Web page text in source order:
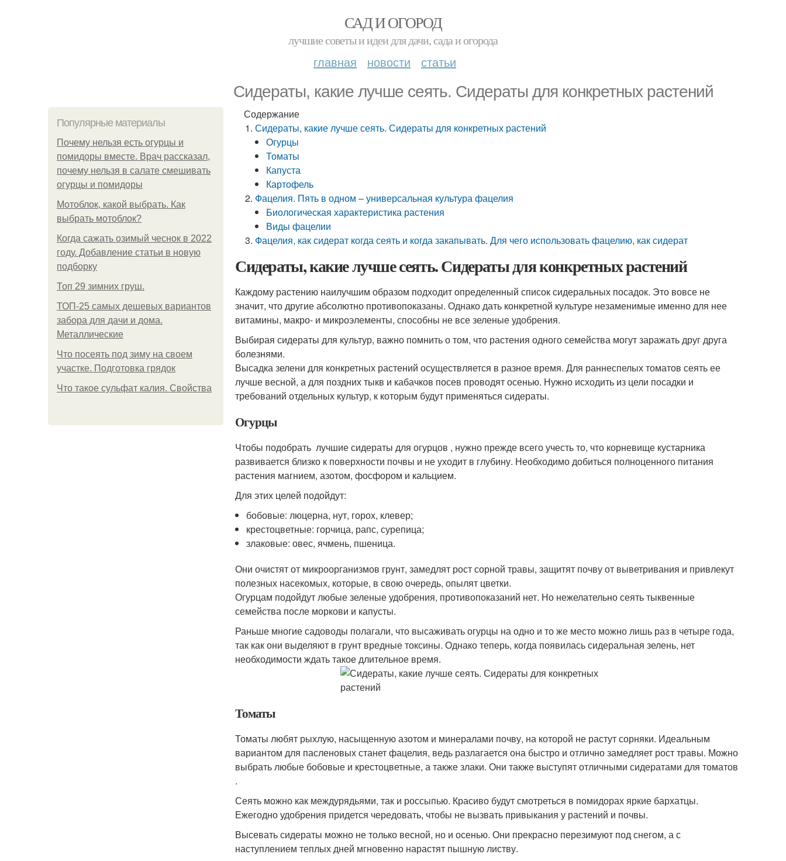
САД И ОГОРОД
лучшие советы и идеи для дачи, сада и огорода
главная новости статьи
Сидераты, какие лучше сеять. Сидераты для конкретных растений
Популярные материалы
Почему нельзя есть огурцы и
помидоры вместе. Врач рассказал,
почему нельзя в салате смешивать
огурцы и помидоры
Мотоблок, какой выбрать. Как
выбрать мотоблок?
Когда сажать озимый чеснок в 2022
году. Добавление статьи в новую
подборку
Топ 29 зимних груш.
ТОП-25 самых дешевых вариантов
забора для дачи и дома.
Металлические
Что посеять под зиму на своем
участке. Подготовка грядок
Что такое сульфат калия. Свойства
Содержание
Сидераты, какие лучше сеять. Сидераты для конкретных растений
Огурцы
Томаты
Капуста
Картофель
Фацелия. Пять в одном – универсальная культура фацелия
Биологическая характеристика растения
Виды фацелии
Фацелия, как сидерат когда сеять и когда закапывать. Для чего использовать фацелию, как сидерат
Сидераты, какие лучше сеять. Сидераты для конкретных растений
Каждому растению наилучшим образом подходит определенный список сидеральных посадок. Это вовсе не
значит, что другие абсолютно противопоказаны. Однако дать конкретной культуре незаменимые именно для нее
витамины, макро- и микроэлементы, способны не все зеленые удобрения.
Выбирая сидераты для культур, важно помнить о том, что растения одного семейства могут заражать друг друга
болезнями.
Высадка зелени для конкретных растений осуществляется в разное время. Для раннеспелых томатов сеять ее
лучше весной, а для поздних тыкв и кабачков посев проводят осенью. Нужно исходить из цели посадки и
требований отдельных культур, к которым будут применяться сидераты.
Огурцы
Чтобы подобрать лучшие сидераты для огурцов , нужно прежде всего учесть то, что корневище кустарника
развивается близко к поверхности почвы и не уходит в глубину. Необходимо добиться полноценного питания
растения магнием, азотом, фосфором и кальцием.
Для этих целей подойдут:
бобовые: люцерна, нут, горох, клевер;
крестоцветные: горчица, рапс, сурепица;
злаковые: овес, ячмень, пшеница.
Они очистят от микроорганизмов грунт, замедлят рост сорной травы, защитят почву от выветривания и привлекут
полезных насекомых, которые, в свою очередь, опылят цветки.
Огурцам подойдут любые зеленые удобрения, противопоказаний нет. Но нежелательно сеять тыквенные
семейства после моркови и капусты.
Раньше многие садоводы полагали, что высаживать огурцы на одно и то же место можно лишь раз в четыре года,
так как они выделяют в грунт вредные токсины. Однако теперь, когда появилась сидеральная зелень, нет
необходимости ждать такое длительное время.
Томаты
Томаты любят рыхлую, насыщенную азотом и минералами почву, на которой не растут сорняки. Идеальным
вариантом для пасленовых станет фацелия, ведь разлагается она быстро и отлично замедляет рост травы. Можно
выбрать любые бобовые и крестоцветные, а также злаки. Они также выступят отличными сидератами для томатов
.
Сеять можно как междурядьями, так и россыпью. Красиво будут смотреться в помидорах яркие бархатцы.
Ежегодно удобрения придется чередовать, чтобы не вызвать привыкания у растений и почвы.
Высевать сидераты можно не только весной, но и осенью. Они прекрасно перезимуют под снегом, а с
наступлением теплых дней мгновенно нарастят пышную листву.